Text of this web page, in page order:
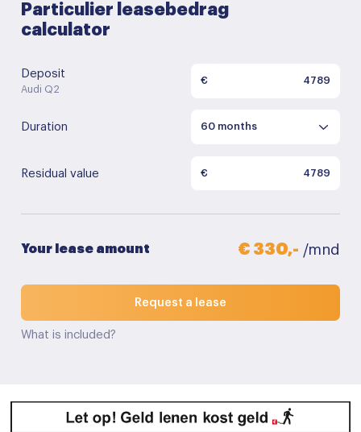
Particulier leasebedrag
calculator
Deposit
Audi Q2
€
Duration
Residual value €
Your lease amount € 330,- /mnd
Request a lease
What is included?